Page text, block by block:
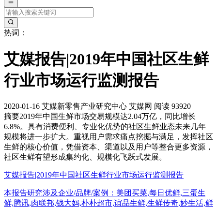
热词：
艾媒报告|2019年中国社区生鲜
行业市场运行监测报告
2020-01-16 艾媒新零售产业研究中心 艾媒网 阅读 93920
摘要2019年中国生鲜市场交易规模达2.04万亿，同比增长
6.8%。具有消费便利、专业化优势的社区生鲜业态未来几年
规模将进一步扩大。重视用户需求痛点挖掘与满足，发挥社区
生鲜的核心价值，凭借资本、渠道以及用户等整合更多资源，
社区生鲜有望形成集约化、规模化飞跃式发展。
艾媒报告|2019年中国社区生鲜行业市场运行监测报告
本报告研究涉及企业/品牌/案例：美团买菜,每日优鲜,三蛋生
鲜,腾讯,肉联邦,钱大妈,朴朴超市,谊品生鲜,生鲜传奇,妙生活,鲜